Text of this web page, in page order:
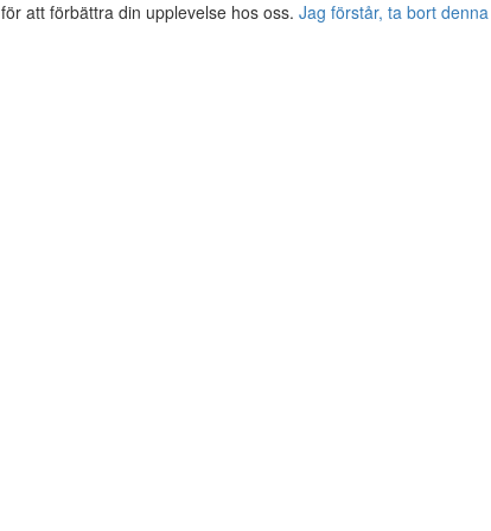
för att förbättra din upplevelse hos oss. Jag förstår, ta bort